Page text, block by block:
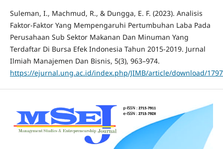
Suleman, I., Machmud, R., & Dungga, E. F. (2023). Analisis
Faktor-Faktor Yang Mempengaruhi Pertumbuhan Laba Pada
Perusahaan Sub Sektor Makanan Dan Minuman Yang
Terdaftar Di Bursa Efek Indonesia Tahun 2015-2019. Jurnal
Ilmiah Manajemen Dan Bisnis, 5(3), 963–974.
https://ejurnal.ung.ac.id/index.php/JIMB/article/download/